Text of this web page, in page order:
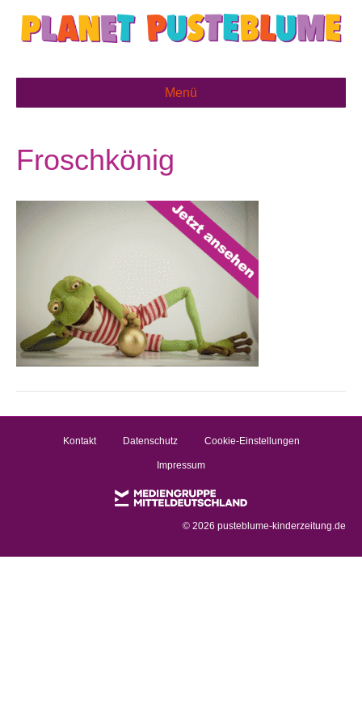
Menü
Froschkönig
Kontakt Datenschutz Cookie-Einstellungen
Impressum
© 2026 pusteblume-kinderzeitung.de